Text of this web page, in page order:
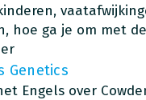
hoe ga je om met
Genetics
Engels over